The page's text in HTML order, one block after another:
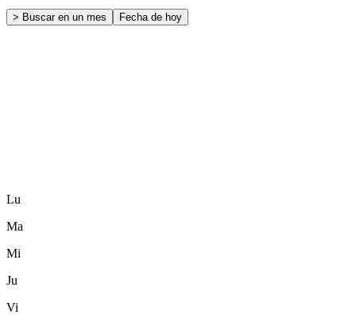
> Buscar en un mes Fecha de hoy
Lu
Ma
Mi
Ju
Vi